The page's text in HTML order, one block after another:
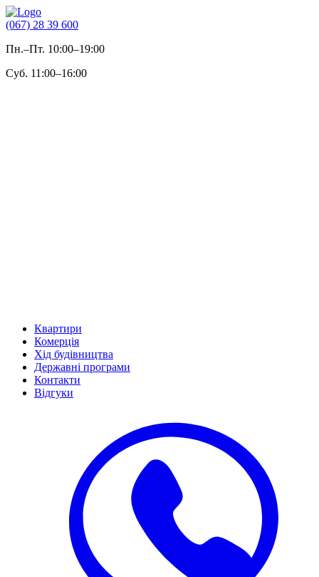
(067) 28 39 600
Пн.–Пт. 10:00–19:00
Суб. 11:00–16:00
Квартири
Комерція
Хід будівництва
Державні програми
Контакти
Відгуки